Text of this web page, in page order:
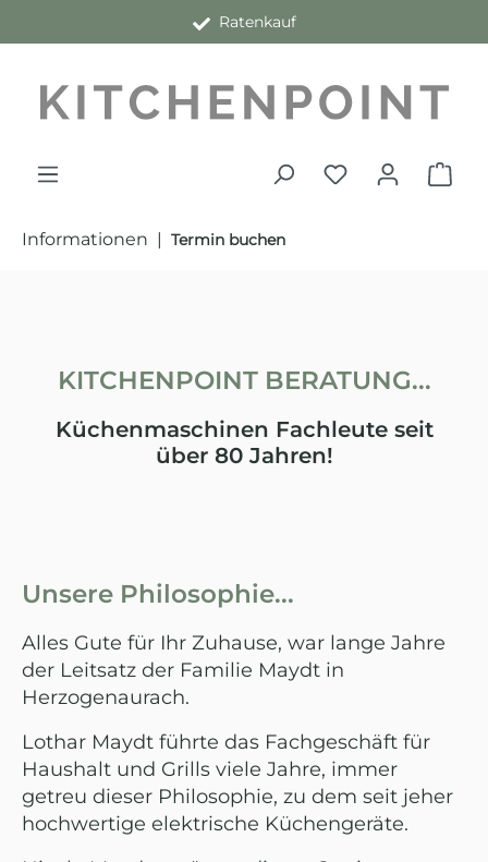
Ratenkauf
Kauf auf Rechnung
Informationen | Termin buchen
KITCHENPOINT BERATUNG...
Küchenmaschinen Fachleute seit
über 80 Jahren!
Unsere Philosophie...
Alles Gute für Ihr Zuhause, war lange Jahre
der Leitsatz der Familie Maydt in
Herzogenaurach.
Lothar Maydt führte das Fachgeschäft für
Haushalt und Grills viele Jahre, immer
getreu dieser Philosophie, zu dem seit jeher
hochwertige elektrische Küchengeräte.